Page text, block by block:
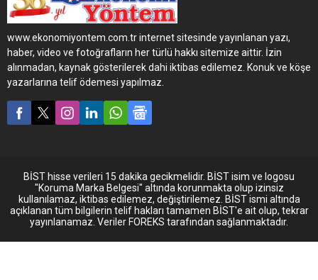
12m teslim edecek.
www.ekonomiyontem.com.tr internet sitesinde yayınlanan yazı,
haber, video ve fotoğrafların her türlü hakkı sitemize aittir. İzin
alınmadan, kaynak gösterilerek dahi iktibas edilemez. Konuk ve köşe
yazarlarına telif ödemesi yapılmaz.
BİST hisse verileri 15 dakika gecikmelidir. BİST isim ve logosu
"Koruma Marka Belgesi" altında korunmakta olup izinsiz
kullanılamaz, iktibas edilemez, değiştirilemez. BİST ismi altında
açıklanan tüm bilgilerin telif hakları tamamen BİST'e ait olup, tekrar
yayınlanamaz. Veriler FOREKS tarafından sağlanmaktadır.